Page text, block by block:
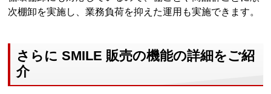
次棚卸を実施し、業務負荷を抑えた運用も実施できます。
さらに SMILE 販売の機能の詳細をご紹
介